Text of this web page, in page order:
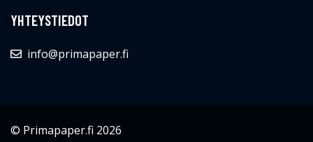
YHTEYSTIEDOT
info@primapaper.fi
© Primapaper.fi 2026